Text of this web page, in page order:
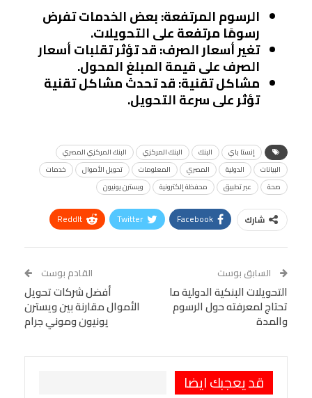
الرسوم المرتفعة: بعض الخدمات تفرض
رسومًا مرتفعة على التحويلات.
تغير أسعار الصرف: قد تؤثر تقلبات أسعار
الصرف على قيمة المبلغ المحول.
مشاكل تقنية: قد تحدث مشاكل تقنية
تؤثر على سرعة التحويل.
إنستا باي البنك البنك المركزي
البنك المركزي المصري
البيانات
الدولية المصري المعلومات تحويل الأموال
خدمات
صحة
عبر تطبيق محفظة إلكترونية ويسترن يونيون
شارك Facebook
Twitter
ReddIt
البريد الإلكتروني
StumbleUpon
VK
Digg
LINE
BlackBerry
Viber
السابق بوست
التحويلات البنكية الدولية ما
تحتاج لمعرفته حول الرسوم
والمدة
القادم بوست
أفضل شركات تحويل
الأموال مقارنة بين ويسترن
يونيون وموني جرام
قد يعجبك ايضا